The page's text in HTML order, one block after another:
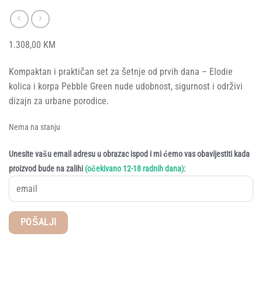
1.308,00 KM
Kompaktan i praktičan set za šetnje od prvih dana – Elodie
kolica i korpa Pebble Green nude udobnost, sigurnost i održivi
dizajn za urbane porodice.
Nema na stanju
Unesite vašu email adresu u obrazac ispod i mi ćemo vas obavijestiti kada
proizvod bude na zalihi (očekivano 12-18 radnih dana):